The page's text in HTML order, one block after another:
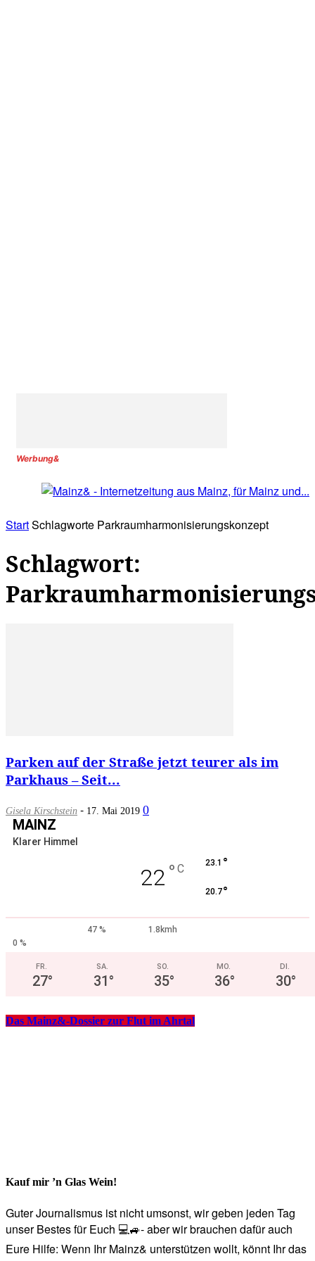
Werbung&
StartSchlagworte Parkraumharmonisierungskonzept
Schlagwort:
Parken auf der Straße jetzt teurer als im
Parkhaus – Seit...
Gisela Kirschstein - 17. Mai 2019 0
MAINZ
Klarer Himmel
22 ° C 23.1 °
20.7°
47 %
1.8kmh
0 %
FR.
27°
SA.
31°
SO.
35°
MO.
36°
DI.
30°
Das Mainz&-Dossier zur Flut im Ahrtal
Kauf mir ’n Glas Wein!
Guter Journalismus ist nicht umsonst, wir geben jeden Tag
unser Bestes für Euch 💻🚙- aber wir brauchen dafür auch
Eure Hilfe: Wenn Ihr Mainz& unterstützen wollt, könnt Ihr das